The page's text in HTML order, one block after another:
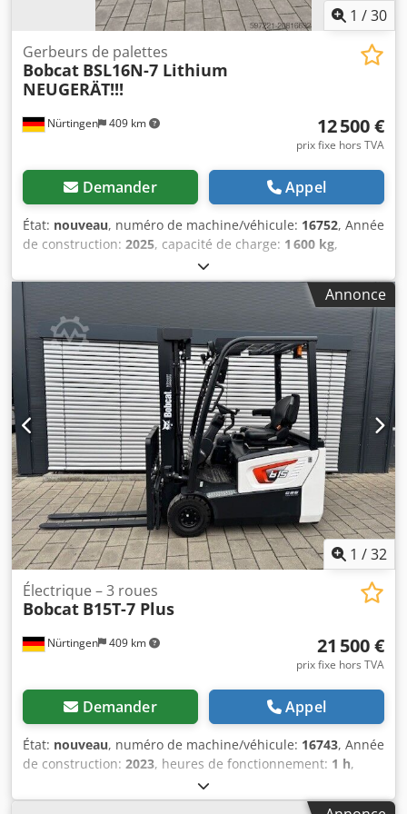
1 /30
Nürtingen 409 km
Gerbeurs de palettes
Bobcat BSL16N-7 Lithium
NEUGERÄT!!!
12 500 €
prix fixe hors TVA
Demander Appel
État: nouveau, numéro de machine/véhicule: 16752, Année
de construction: 2025, capacité de charge: 1 600 kg,
5 520 mm, levée libre:
centre de gravité de la charge:600 mm, type de carburant:
électrique
, hauteur de construction:
2 408 mm
fourches:1 150 mm, taille du pneu avant:Tandem , taille
de pneu arrière:, poids total:1 222 kg, 5041176 Numéro
de série : OBWNE-000719 Chedpfxsx Nk Hye Acyoa
Caractéristiques de la batterie : 24 volts, 150 Ah
Annonce
1 /32
Nürtingen 409 km
Électrique – 3 roues
Bobcat B15T-7 Plus
21 500 €
prix fixe hors TVA
Demander Appel
État: nouveau, numéro de machine/véhicule: 16743, Année
de construction: 2023, heures de fonctionnement: 1 h,
, hauteur de levage:
levée libre:1 545 mm, centre de gravité de la charge:500